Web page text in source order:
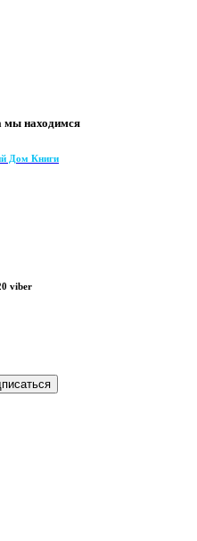
мы находимся
Дом Книги
viber